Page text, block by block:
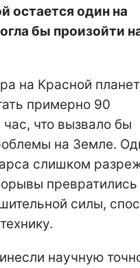
остается один на
бы произойти
на Красной
примерно 90
что вызвало бы
на Земле.
слишком
превратились
силы,
научную